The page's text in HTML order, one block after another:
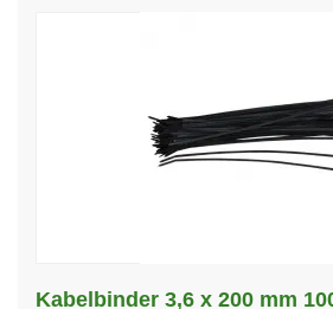
Kabelbinder 3,6 x 200 mm